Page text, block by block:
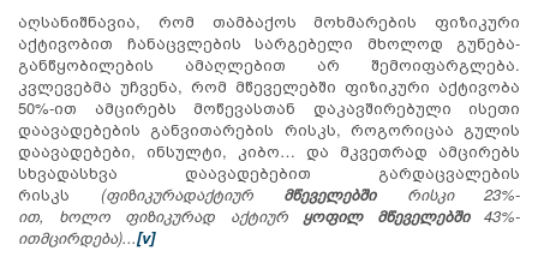
აღსანიშნავია, რომ თამბაქოს მოხმარების ფიზიკური
აქტივობით ჩანაცვლების სარგებელი მხოლოდ გუნება-
განწყობილების ამაღლებით არ შემოიფარგლება.
კვლევებმა უჩვენა, რომ მწეველებში ფიზიკური აქტივობა
50%-ით ამცირებს მოწევასთან დაკავშირებული ისეთი
დაავადებების განვითარების რისკს, როგორიცაა გულის
დაავადებები, ინსულტი, კიბო… და მკვეთრად ამცირებს
სხვადასხვა დაავადებებით გარდაცვალების
რისკს (ფიზიკურადაქტიურ მწეველებში რისკი23%-
ით, ხოლო ფიზიკურად აქტიურ ყოფილ მწეველებში43%-
ითმცირდება)...[v]